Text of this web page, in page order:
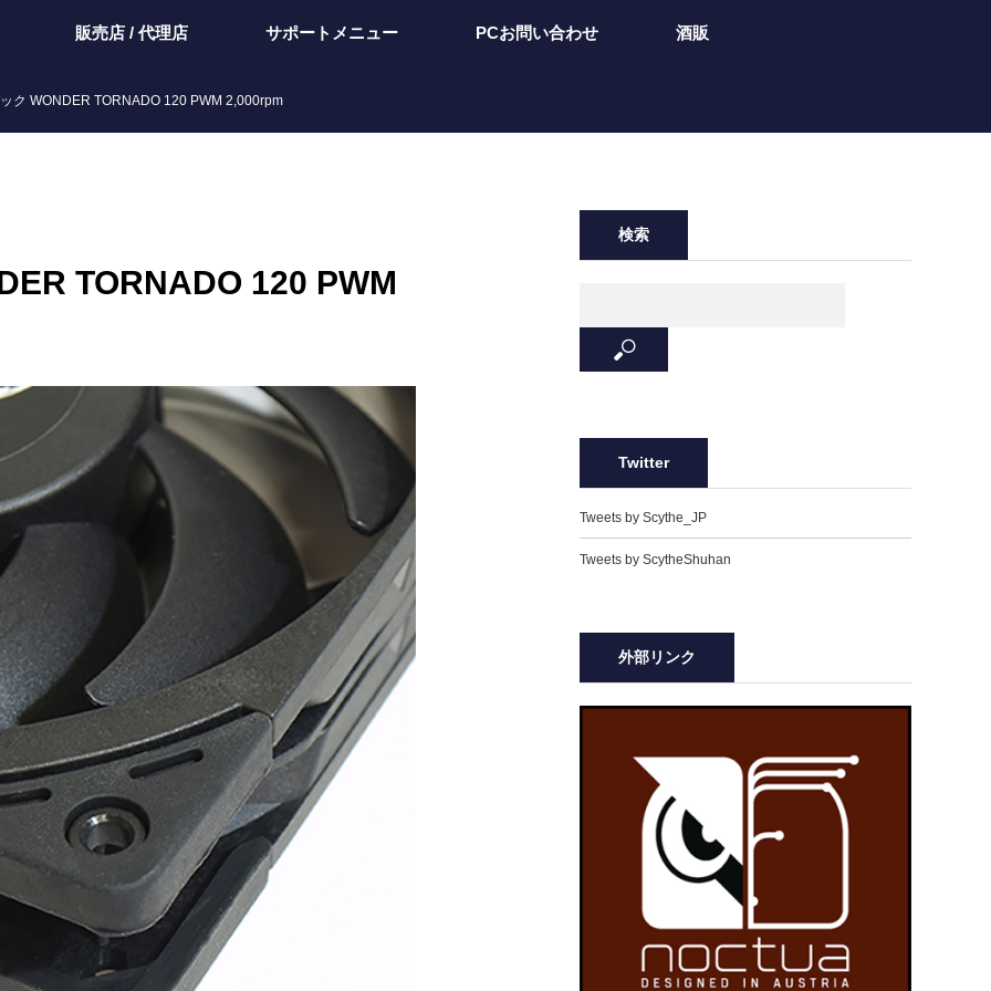
販売店 / 代理店 サポートメニュー PCお問い合わせ 酒販
ク WONDER TORNADO 120 PWM 2,000rpm
TORNADO 120 PWM
検索
Twitter
Tweets by Scythe_JP
Tweets by ScytheShuhan
外部リンク